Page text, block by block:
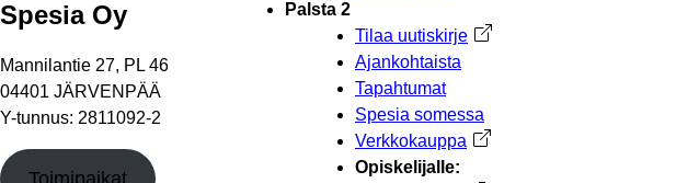
Spesia Oy
Mannilantie 27, PL 46
04401 JÄRVENPÄÄ
Y-tunnus: 2811092-2
Toimipaikat
Palsta 2
Tilaa uutiskirje Avautuu uuteen välilehteen
Ajankohtaista
Tapahtumat
Spesia somessa
Verkkokauppa Avautuu uuteen välilehteen
Opiskelijalle: